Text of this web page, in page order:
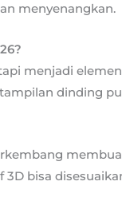
menyenangkan.
menjadi
dinding
bisa